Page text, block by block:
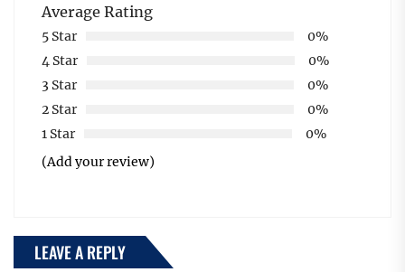
Average Rating
5 Star
0%
4 Star
0%
3 Star
0%
2 Star
0%
1 Star
0%
(Add your review)
LEAVE A REPLY